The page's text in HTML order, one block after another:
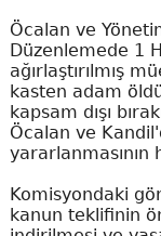
Öcalan ve
Düzenlemede 1
ağırlaştırılmış
kasten adam
kapsam dışı
Öcalan ve
Komisyondaki
kanun teklifinin